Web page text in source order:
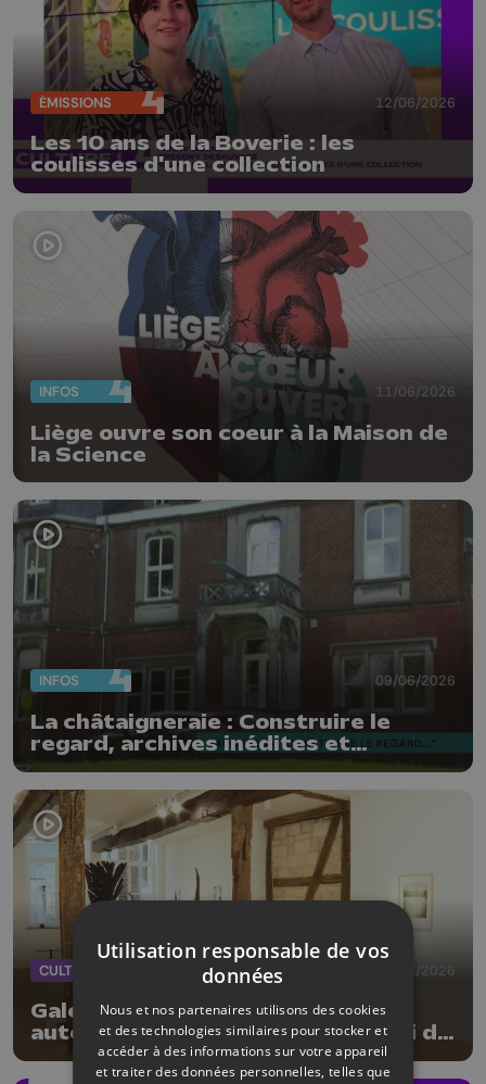
ÉMISSIONS 12/06/2026
Les 10 ans de la Boverie : les
coulisses d'une collection
INFOS 11/06/2026
Liège ouvre son coeur à la Maison de
la Science
INFOS 09/06/2026
La châtaigneraie : Construire le
regard, archives inédites et
photographies contemporaines
CULTURE 08/06/2026
Galerie Colon : 3 artistes réunis
autour du noir et blanc mais aussi de
la matière
Utilisation responsable de vos
données
Nous et nos partenaires utilisons des cookies
et des technologies similaires pour stocker et
accéder à des informations sur votre appareil
et traiter des données personnelles, telles que